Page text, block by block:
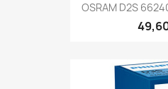
OSRAM D2S